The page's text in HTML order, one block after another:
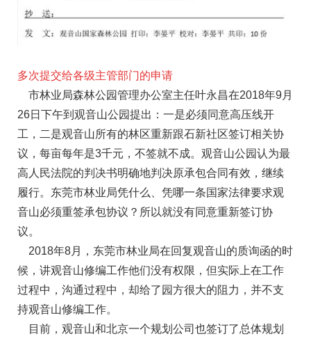
多次提交给各级主管部门的申请
市林业局森林公园管理办公室主任叶永昌在2018年9月
26日下午到观音山公园提出：一是必须同意高压线开
工，二是观音山所有的林区重新跟石新社区签订相关协
议，每亩每年是3千元，不签就不成。观音山公园认为最
高人民法院的判决书明确地判决原承包合同有效，继续
履行。东莞市林业局凭什么、凭哪一条国家法律要求观
音山必须重签承包协议？所以就没有同意重新签订协
议。
2018年8月，东莞市林业局在回复观音山的质询函的时
候，讲观音山修编工作他们没有权限，但实际上在工作
过程中，沟通过程中，却给了园方很大的阻力，并不支
持观音山修编工作。
目前，观音山和北京一个规划公司也签订了总体规划